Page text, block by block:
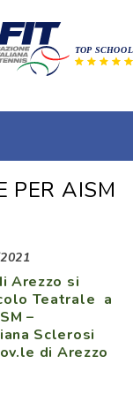
PER AISM
Arezzo si
Teatrale a
–
Sclerosi
di Arezzo